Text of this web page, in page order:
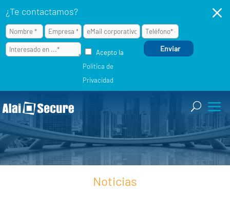
¿Te contactamos?
Acepto la
Política de
Privacidad
M
Noticias